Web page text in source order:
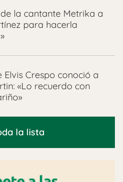
la cantante Metrika a
para hacerla
Elvis Crespo conoció a
«Lo recuerdo con
la lista